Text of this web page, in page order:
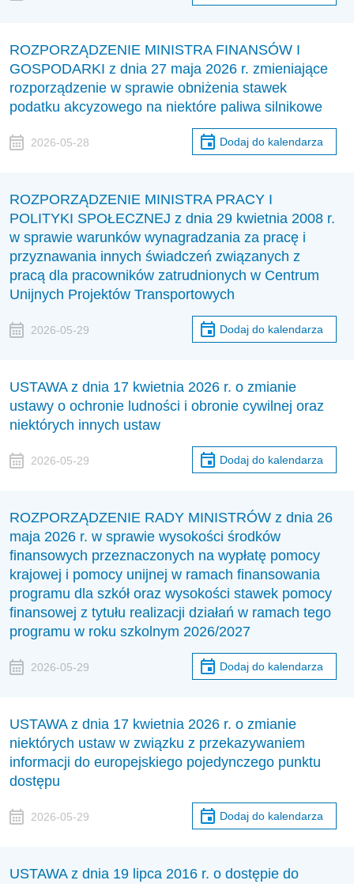
ROZPORZĄDZENIE MINISTRA FINANSÓW I
GOSPODARKI z dnia 27 maja 2026 r. zmieniające
rozporządzenie w sprawie obniżenia stawek
podatku akcyzowego na niektóre paliwa silnikowe
2026-05-28 Dodaj do kalendarza
ROZPORZĄDZENIE MINISTRA PRACY I
POLITYKI SPOŁECZNEJ z dnia 29 kwietnia 2008 r.
w sprawie warunków wynagradzania za pracę i
przyznawania innych świadczeń związanych z
pracą dla pracowników zatrudnionych w Centrum
Unijnych Projektów Transportowych
2026-05-29 Dodaj do kalendarza
USTAWA z dnia 17 kwietnia 2026 r. o zmianie
ustawy o ochronie ludności i obronie cywilnej oraz
niektórych innych ustaw
2026-05-29 Dodaj do kalendarza
ROZPORZĄDZENIE RADY MINISTRÓW z dnia 26
maja 2026 r. w sprawie wysokości środków
finansowych przeznaczonych na wypłatę pomocy
krajowej i pomocy unijnej w ramach finansowania
programu dla szkół oraz wysokości stawek pomocy
finansowej z tytułu realizacji działań w ramach tego
programu w roku szkolnym 2026/2027
2026-05-29 Dodaj do kalendarza
USTAWA z dnia 17 kwietnia 2026 r. o zmianie
niektórych ustaw w związku z przekazywaniem
informacji do europejskiego pojedynczego punktu
dostępu
2026-05-29 Dodaj do kalendarza
USTAWA z dnia 19 lipca 2016 r. o dostępie do